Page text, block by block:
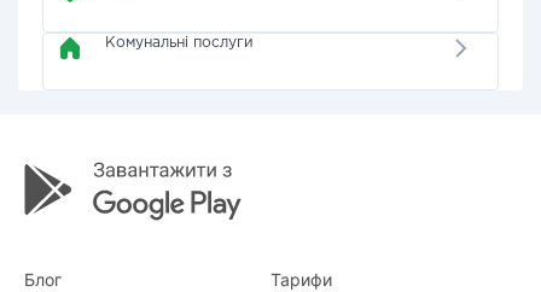
Комунальні послуги
Блог Тарифи